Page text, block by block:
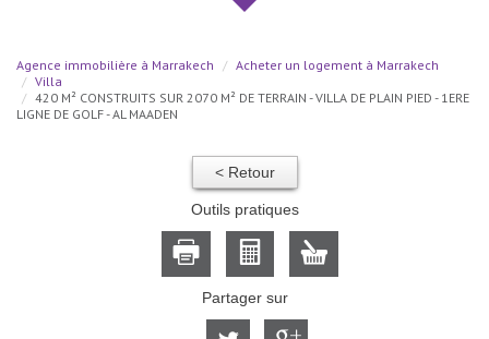
Agence immobilière à Marrakech
Acheter un logement à Marrakech
Villa
420 M² CONSTRUITS SUR 2070 M² DE TERRAIN - VILLA DE PLAIN PIED - 1ERE
LIGNE DE GOLF - AL MAADEN
< Retour
Outils pratiques
Partager sur